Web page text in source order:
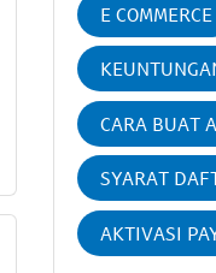
E COMMERCE
CARA BUAT
SYARAT
AKTIVASI